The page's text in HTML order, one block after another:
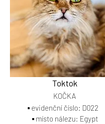
Toktok
▪️ evidenční číslo: D022
▪️ místo nálezu: Egypt
KOČKA